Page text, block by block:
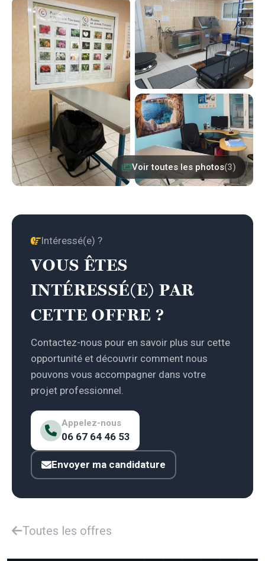
Voir toutes les photos(3)
Intéressé(e) ?
VOUS ÊTES
INTÉRESSÉ(E) PAR
CETTE OFFRE ?
Contactez-nous pour en savoir plus sur cette
opportunité et découvrir comment nous
pouvons vous accompagner dans votre
projet professionnel.
Appelez-nous
06 67 64 46 53
Envoyer ma candidature
Toutes les offres